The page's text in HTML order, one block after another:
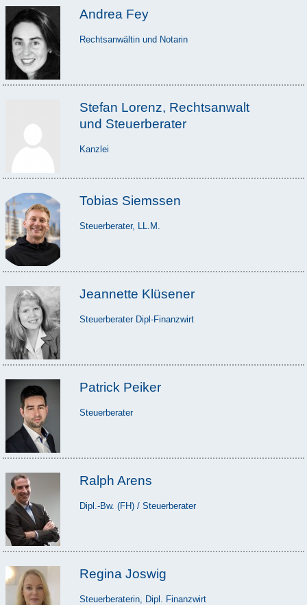
Andrea Fey
Rechtsanwältin und Notarin
Stefan Lorenz, Rechtsanwalt
und Steuerberater
Kanzlei
Tobias Siemssen
Steuerberater, LL.M.
Jeannette Klüsener
Steuerberater Dipl-Finanzwirt
Patrick Peiker
Steuerberater
Ralph Arens
Dipl.-Bw. (FH) / Steuerberater
Regina Joswig
Steuerberaterin, Dipl. Finanzwirt